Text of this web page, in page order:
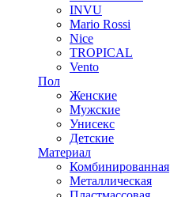
INVU
Mario Rossi
Nice
TROPICAL
Vento
Пол
Женские
Мужские
Унисекс
Детские
Материал
Комбинированная
Металлическая